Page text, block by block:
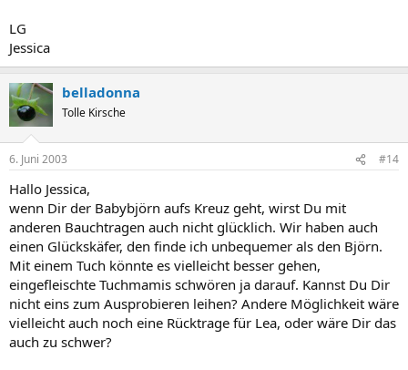
LG
Jessica
belladonna
Tolle Kirsche
6. Juni 2003 #14
Hallo Jessica,
wenn Dir der Babybjörn aufs Kreuz geht, wirst Du mit
anderen Bauchtragen auch nicht glücklich. Wir haben auch
einen Glückskäfer, den finde ich unbequemer als den Björn.
Mit einem Tuch könnte es vielleicht besser gehen,
eingefleischte Tuchmamis schwören ja darauf. Kannst Du Dir
nicht eins zum Ausprobieren leihen? Andere Möglichkeit wäre
vielleicht auch noch eine Rücktrage für Lea, oder wäre Dir das
auch zu schwer?